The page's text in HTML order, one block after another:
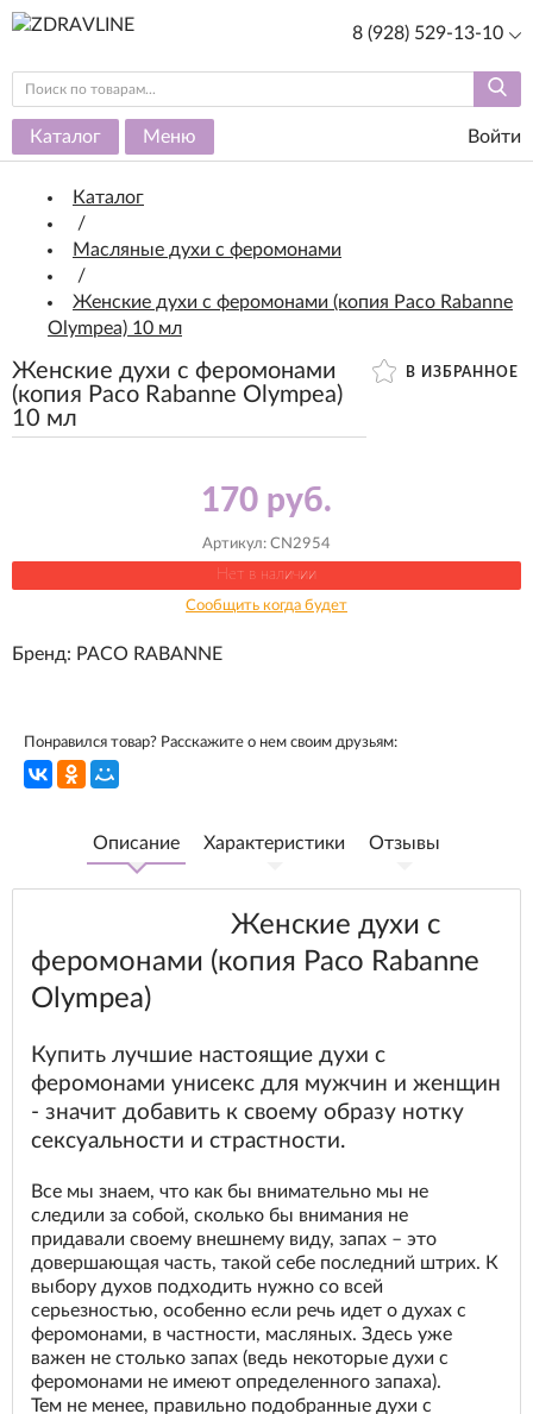
8 (928) 529-13-10
Каталог Меню Войти
Каталог
/
Масляные духи с феромонами
/
Женские духи с феромонами (копия Paco Rabanne
Olympea) 10 мл
В ИЗБРАННОЕ
Женские духи с феромонами
(копия Paco Rabanne Olympea)
10 мл
170 руб.
Артикул: CN2954
Нет в наличии
Сообщить когда будет
Бренд: PACO RABANNE
Понравился товар? Расскажите о нем своим друзьям:
Описание Характеристики Отзывы
Женские духи с
феромонами (копия Paco Rabanne
Olympea)
Купить лучшие настоящие духи с
феромонами унисекс для мужчин и женщин
- значит добавить к своему образу нотку
сексуальности и страстности.
Все мы знаем, что как бы внимательно мы не
следили за собой, сколько бы внимания не
придавали своему внешнему виду, запах – это
довершающая часть, такой себе последний штрих. К
выбору духов подходить нужно со всей
серьезностью, особенно если речь идет о духах с
феромонами, в частности, масляных. Здесь уже
важен не столько запах (ведь некоторые духи с
феромонами не имеют определенного запаха).
Тем не менее, правильно подобранные духи с